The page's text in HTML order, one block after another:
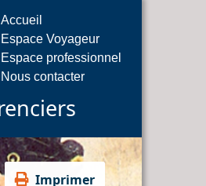
Accueil
Espace Voyageur
Espace professionnel
Nous contacter
Imprimer